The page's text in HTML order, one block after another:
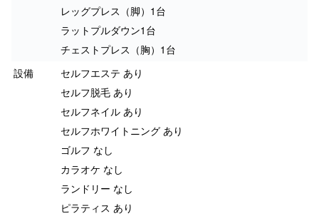
レッグプレス（脚）1台
ラットプルダウン1台
チェストプレス（胸）1台
設備
セルフエステ あり
セルフ脱毛 あり
セルフネイル あり
セルフホワイトニング あり
ゴルフ なし
カラオケ なし
ランドリー なし
ピラティス あり